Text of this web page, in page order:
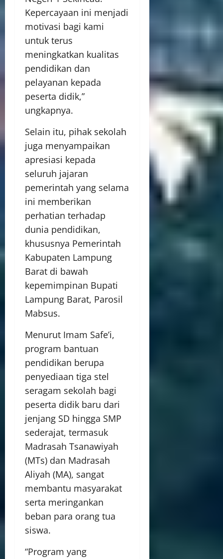
Kepercayaan ini menjadi
motivasi bagi kami
untuk terus
meningkatkan kualitas
pendidikan dan
pelayanan kepada
peserta didik,”
ungkapnya.
Selain itu, pihak sekolah
juga menyampaikan
apresiasi kepada
seluruh jajaran
pemerintah yang selama
ini memberikan
perhatian terhadap
dunia pendidikan,
khususnya Pemerintah
Kabupaten Lampung
Barat di bawah
kepemimpinan Bupati
Lampung Barat, Parosil
Mabsus.
Menurut Imam Safe’i,
program bantuan
pendidikan berupa
penyediaan tiga stel
seragam sekolah bagi
peserta didik baru dari
jenjang SD hingga SMP
sederajat, termasuk
Madrasah Tsanawiyah
(MTs) dan Madrasah
Aliyah (MA), sangat
membantu masyarakat
serta meringankan
beban para orang tua
siswa.
“Program yang